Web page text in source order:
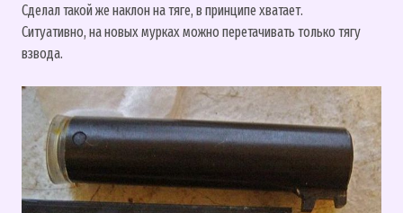
Сделал такой же наклон на тяге, в принципе хватает.
Ситуативно, на новых мурках можно перетачивать только тягу
взвода.